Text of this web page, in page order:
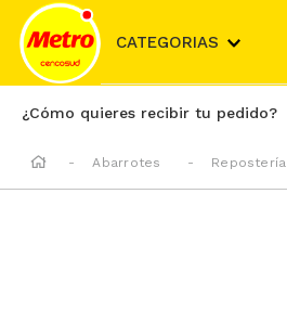
CATEGORIAS
¿Cómo quieres recibir tu pedido?
Abarrotes Repostería